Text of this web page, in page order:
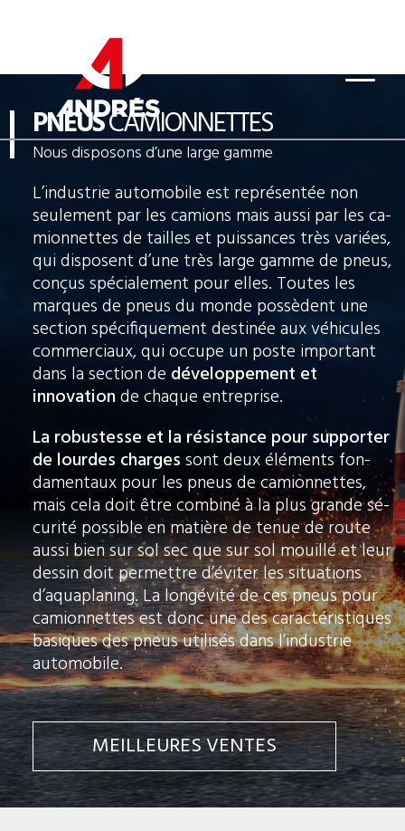
PNEUSCAMIONNETTES
Nous disposons d’une large gamme
L’industrie automobile est représentée non
seulement par les camions mais aussi par les ca-
mionnettes de tailles et puissances très variées,
qui disposent d’une très large gamme de pneus,
conçus spécialement pour elles. Toutes les
marques de pneus du monde possèdent une
section spécifiquement destinée aux véhicules
commerciaux, qui occupe un poste important
dans la section de développement et
innovationde chaque entreprise.
La robustesse et la résistance pour supporter
de lourdes chargessont deux éléments fon-
damentaux pour les pneus de camionnettes,
mais cela doit être combiné à la plus grande sé-
curité possible en matière de tenue de route
aussi bien sur sol sec que sur sol mouillé et leur
dessin doit permettre d’éviter les situations
d’aquaplaning. La longévité de ces pneus pour
camionnettes est donc une des caractéristiques
basiques des pneus utilisés dans l’industrie
automobile.
MEILLEURES VENTES